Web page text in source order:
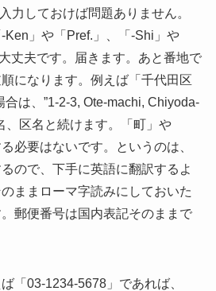
力しておけば問題ありません。
Ken」や「Pref.」、「-Shi」や
丈夫です。届きます。あと番地で
になります。例えば「千代田区
は、”1-2-3, Ote-machi, Chiyoda-
、区名と続けます。「町」や
必要はないです。というのは、
ので、下手に英語に翻訳するよ
ままローマ字読みにしておいた
郵便番号は国内表記そのままで
「03-1234-5678」であれば、